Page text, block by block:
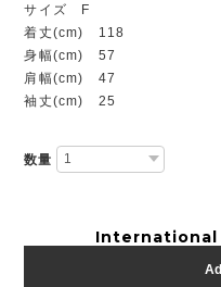
サイズ F
着丈(cm) 118
身幅(cm) 57
肩幅(cm) 47
袖丈(cm) 25
数量
International